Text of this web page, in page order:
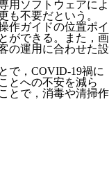
用ソフトウェアによ
も不要だという。
作ガイドの位置ポイ
ができる。また，画
の運用に合わせた設
で，COVID-19禍に
とへの不安を減ら
とで，消毒や清掃作